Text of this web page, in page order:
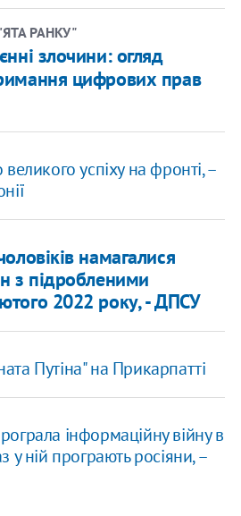
РАНКУ"
злочини: огляд
цифрових прав
великого успіху на фронті, –
намагалися
з підробленими
2022 року, - ДПСУ
Путіна" на Прикарпатті
інформаційну війну в
у ній програють росіяни, –